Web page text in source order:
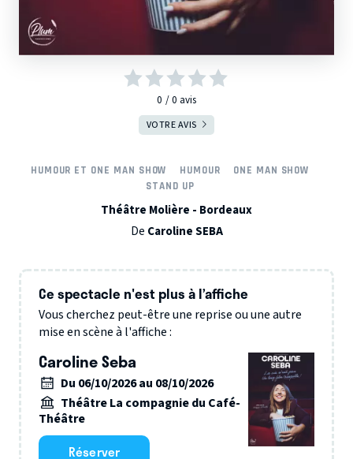
0 0 avis
VOTRE AVIS
HUMOUR ET ONE MAN SHOW HUMOUR
ONE MAN SHOW
STAND UP
Théâtre Molière - Bordeaux
De Caroline SEBA
Ce spectacle n'est plus à l’affiche
Vous cherchez peut-être une reprise ou une autre
mise en scène à l'affiche :
Caroline Seba
Du 06/10/2026 au 08/10/2026
Théâtre La compagnie du Café-
Théâtre
Réserver